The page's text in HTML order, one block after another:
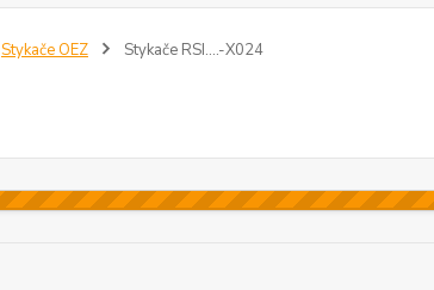
Stykače OEZ Stykače RSI....-X024